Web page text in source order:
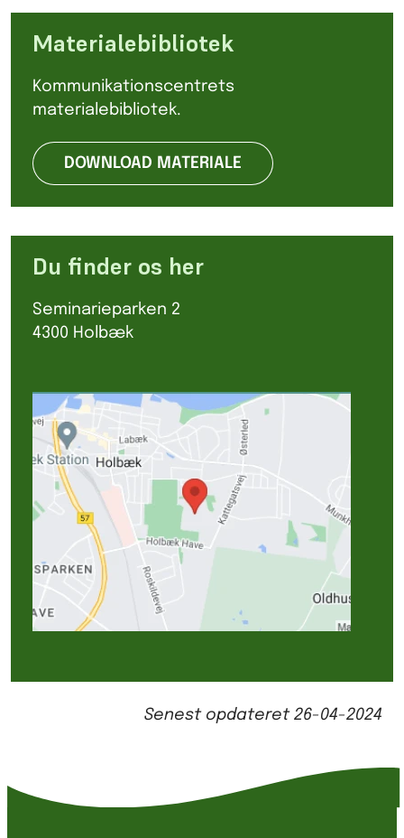
Materialebibliotek
Kommunikationscentrets
materialebibliotek.
DOWNLOAD MATERIALE
Du finder os her
Seminarieparken 2
4300 Holbæk
Senest opdateret 26-04-2024